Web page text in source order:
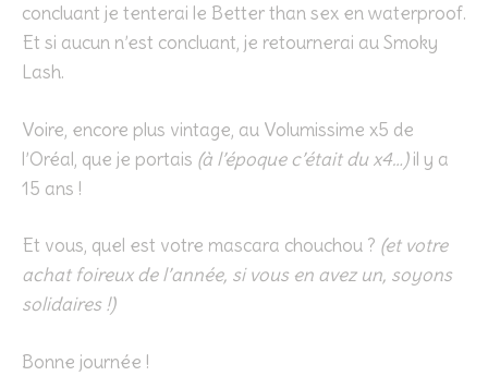
concluant je tenterai le Better than sex en waterproof.
Et si aucun n’est concluant, je retournerai au Smoky
Lash.
Voire, encore plus vintage, au Volumissime x5 de
l’Oréal, que je portais (à l’époque c’était du x4…)il y a
15 ans !
Et vous, quel est votre mascara chouchou ? (et votre
achat foireux de l’année, si vous en avez un, soyons
solidaires !)
Bonne journée !